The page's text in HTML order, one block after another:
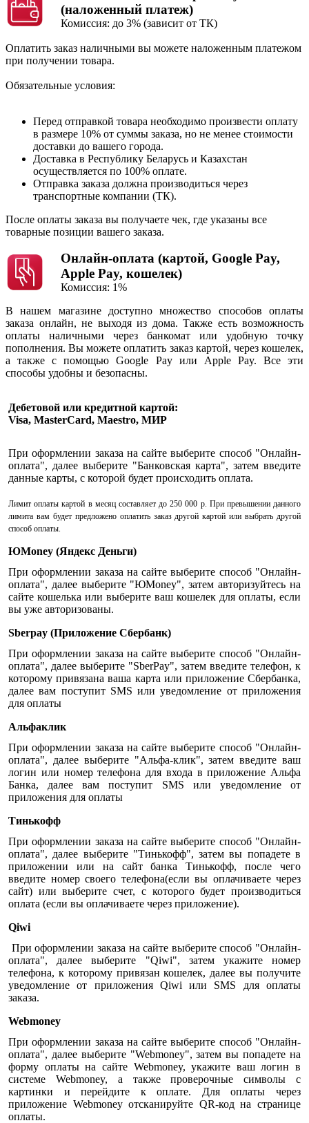
(наложенный платеж)
Комиссия: до 3% (зависит от ТК)
Оплатить заказ наличными вы можете наложенным платежом
при получении товара.
Обязательные условия:
Перед отправкой товара необходимо произвести оплату
в размере 10% от суммы заказа, но не менее cтоимости
доставки до вашего города.
Доставка в Республику Беларусь и Казахстан
осуществляется по 100% оплате.
Отправка заказа должна производиться через
транспортные компании (ТК).
После оплаты заказа вы получаете чек, где указаны все
товарные позиции вашего заказа.
Онлайн-оплата (картой, Google Pay,
Apple Pay, кошелек)
Комиссия: 1%
В нашем магазине доступно множество способов оплаты
заказа онлайн, не выходя из дома. Также есть возможность
оплаты наличными через банкомат или удобную точку
пополнения. Вы можете оплатить заказ картой, через кошелек,
а также с помощью Google Pay или Apple Pay. Все эти
способы удобны и безопасны.
Дебетовой или кредитной картой:
Visa, MasterCard, Maestro, МИР
При оформлении заказа на сайте выберите способ "Онлайн-
оплата", далее выберите "Банковская карта", затем введите
данные карты, с которой будет происходить оплата.
Лимит оплаты картой в месяц составляет до 250 000 р. При превышении данного
лимита вам будет предложено оплатить заказ другой картой или выбрать другой
способ оплаты.
ЮMoney (Яндекс Деньги)
При оформлении заказа на сайте выберите способ "Онлайн-
оплата", далее выберите "ЮMoney", затем авторизуйтесь на
сайте кошелька или выберите ваш кошелек для оплаты, если
вы уже авторизованы.
Sberpay (Приложение Сбербанк)
При оформлении заказа на сайте выберите способ "Онлайн-
оплата", далее выберите "SberPay", затем введите телефон, к
которому привязана ваша карта или приложение Сбербанка,
далее вам поступит SMS или уведомление от приложения
для оплаты
Альфаклик
При оформлении заказа на сайте выберите способ "Онлайн-
оплата", далее выберите "Альфа-клик", затем введите ваш
логин или номер телефона для входа в приложение Альфа
Банка, далее вам поступит SMS или уведомление от
приложения для оплаты
Тинькофф
При оформлении заказа на сайте выберите способ "Онлайн-
оплата", далее выберите "Тинькофф", затем вы попадете в
приложении или на сайт банка Тинькофф, после чего
введите номер своего телефона(если вы оплачиваете через
сайт) или выберите счет, с которого будет производиться
оплата (если вы оплачиваете через приложение).
Qiwi
При оформлении заказа на сайте выберите способ "Онлайн-
оплата", далее выберите "Qiwi", затем укажите номер
телефона, к которому привязан кошелек, далее вы получите
уведомление от приложения Qiwi или SMS для оплаты
заказа.
Webmoney
При оформлении заказа на сайте выберите способ "Онлайн-
оплата", далее выберите "Webmoney", затем вы попадете на
форму оплаты на сайте Webmoney, укажите ваш логин в
системе Webmoney, а также проверочные символы с
картинки и перейдите к оплате. Для оплаты через
приложение Webmoney отсканируйте QR-код на странице
оплаты.